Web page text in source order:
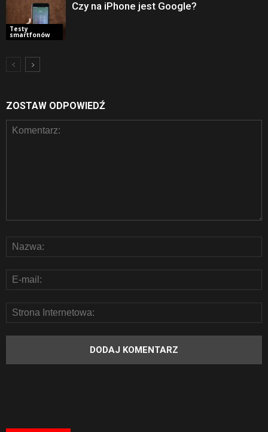
Testy
smartfonów
Czy na iPhone jest Google?
ZOSTAW ODPOWIEDŹ